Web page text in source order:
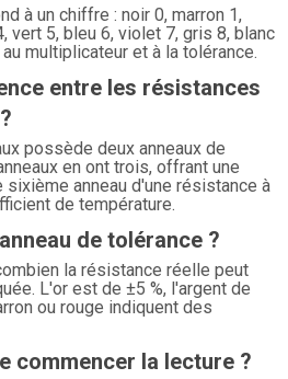
à un chiffre : noir 0, marron 1,
vert 5, bleu 6, violet 7, gris 8, blanc
multiplicateur et à la tolérance.
entre les résistances
possède deux anneaux de
en ont trois, offrant une
anneau d'une résistance à
de température.
de tolérance ?
la résistance réelle peut
L'or est de ±5 %, l'argent de
ou rouge indiquent des
commencer la lecture ?